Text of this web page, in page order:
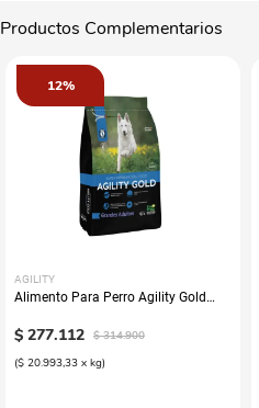
Productos Complementarios
12%
AGILITY
Alimento Para Perro Agility Gold
$ 277.112 $ 314.900
($ 20.993,33 x kg)